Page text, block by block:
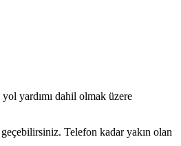
yardımı dahil olmak üzere
Telefon kadar yakın olan